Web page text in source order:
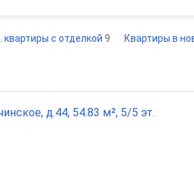
квартиры с отделкой 9 Квартиры в
д.44, 54.83 м², 5/5 эт.